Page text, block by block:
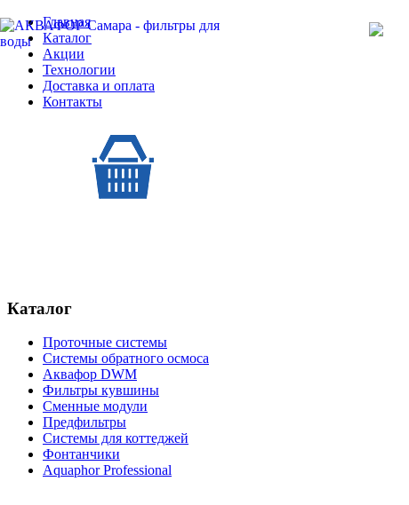
Главная
Каталог
Акции
Технологии
Доставка и оплата
Контакты
Каталог
Проточные системы
Системы обратного осмоса
Аквафор DWM
Фильтры кувшины
Сменные модули
Предфильтры
Системы для коттеджей
Фонтанчики
Aquaphor Professional